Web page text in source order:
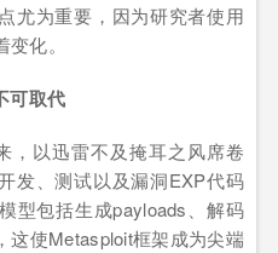
尤为重要，因为研究者使用
化。
取代
，以迅雷不及掩耳之风席卷
发、测试以及漏洞EXP代码
型包括生成payloads、解码
这使Metasploit框架成为尖端